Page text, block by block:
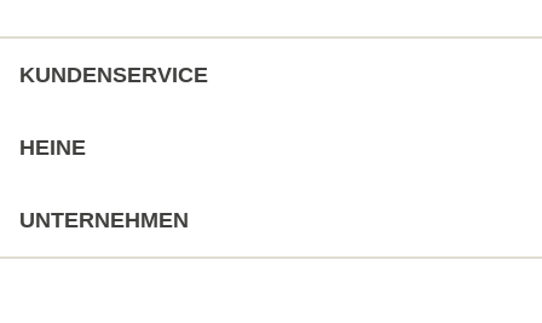
KUNDENSERVICE
HEINE
UNTERNEHMEN